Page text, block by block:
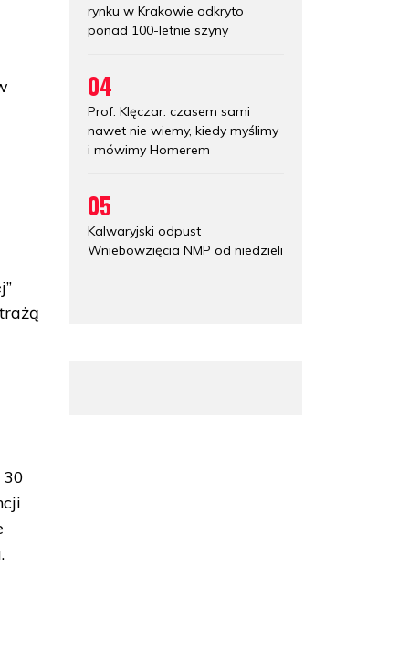
rynku w Krakowie odkryto
ponad 100-letnie szyny
04
Prof. Klęczar: czasem sami
nawet nie wiemy, kiedy myślimy
i mówimy Homerem
05
Kalwaryjski odpust
Wniebowzięcia NMP od niedzieli